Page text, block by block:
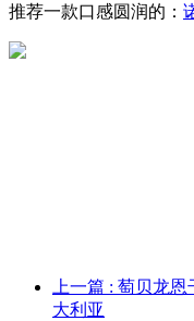
推荐一款口感圆润的：
上一篇 : 萄贝龙恩
大利亚